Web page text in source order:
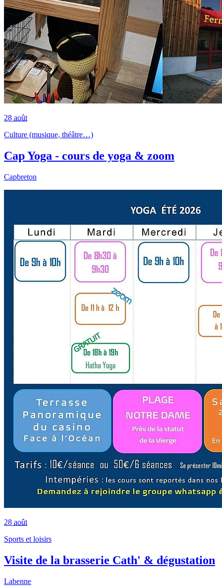
28 août
Culture (musique, théâtre…)
Cap Yoga - cours de yoga & zoom
Capbreton
28 août
Sports et loisirs
Visite de la brasserie Cath' & dégustation
Labenne